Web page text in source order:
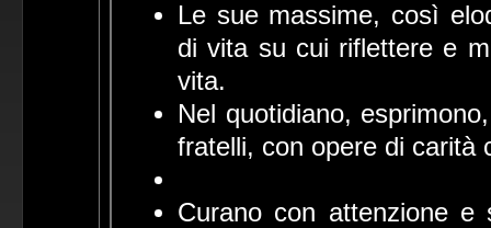
Le sue massime, così
di vita su cui riflettere e
vita.
Nel quotidiano,
fratelli, con opere di carità
Curano con attenzione e